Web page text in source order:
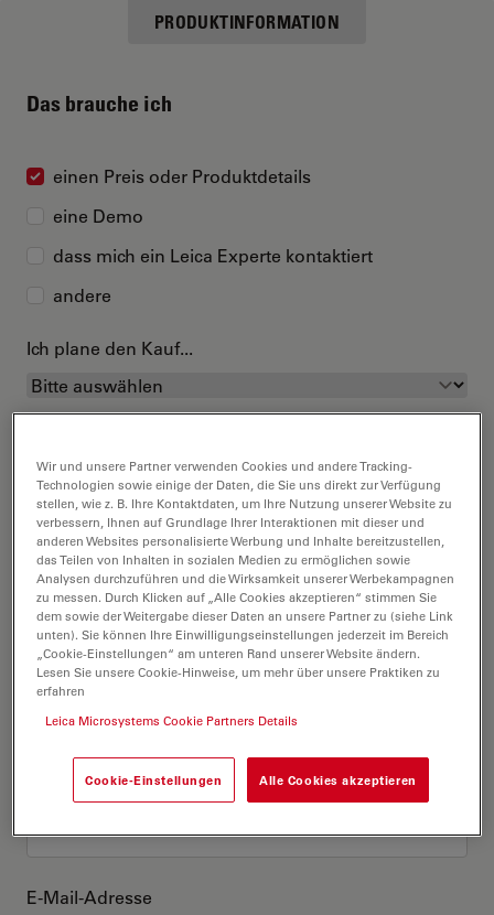
PRODUKTINFORMATION
Das brauche ich
einen Preis oder Produktdetails
eine Demo
dass mich ein Leica Experte kontaktiert
andere
Ich plane den Kauf...
Das bin ich
Akademischer Grad
Vorname
Nachname
E-Mail-Adresse
Wir und unsere Partner verwenden Cookies und andere Tracking-
Technologien sowie einige der Daten, die Sie uns direkt zur Verfügung
stellen, wie z. B. Ihre Kontaktdaten, um Ihre Nutzung unserer Website zu
verbessern, Ihnen auf Grundlage Ihrer Interaktionen mit dieser und
anderen Websites personalisierte Werbung und Inhalte bereitzustellen,
das Teilen von Inhalten in sozialen Medien zu ermöglichen sowie
Analysen durchzuführen und die Wirksamkeit unserer Werbekampagnen
zu messen. Durch Klicken auf „Alle Cookies akzeptieren“ stimmen Sie
dem sowie der Weitergabe dieser Daten an unsere Partner zu (siehe Link
unten). Sie können Ihre Einwilligungseinstellungen jederzeit im Bereich
„Cookie-Einstellungen“ am unteren Rand unserer Website ändern.
Lesen Sie unsere Cookie-Hinweise, um mehr über unsere Praktiken zu
erfahren
Leica Microsystems Cookie Partners Details
Cookie-Einstellungen Alle Cookies akzeptieren